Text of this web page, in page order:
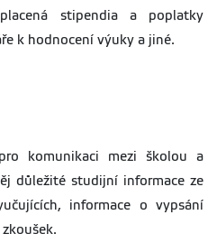
stipendia a poplatky
k hodnocení výuky a jiné.
komunikaci mezi školou a
důležité studijní informace ze
informace o vypsání